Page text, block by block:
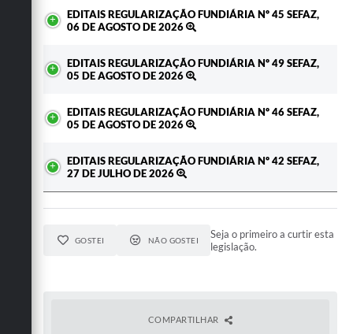
EDITAIS REGULARIZAÇÃO FUNDIÁRIA Nº 45 SEFAZ,
06 DE AGOSTO DE 2026
EDITAIS REGULARIZAÇÃO FUNDIÁRIA Nº 49 SEFAZ,
05 DE AGOSTO DE 2026
EDITAIS REGULARIZAÇÃO FUNDIÁRIA Nº 46 SEFAZ,
05 DE AGOSTO DE 2026
EDITAIS REGULARIZAÇÃO FUNDIÁRIA Nº 42 SEFAZ,
27 DE JULHO DE 2026
GOSTEI NÃO GOSTEI
Seja o primeiro a curtir esta
legislação.
COMPARTILHAR